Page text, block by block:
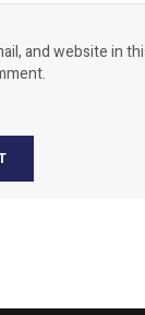
and website in